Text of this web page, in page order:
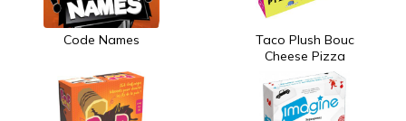
Code Names
Taco Plush Bouc
Cheese Pizza